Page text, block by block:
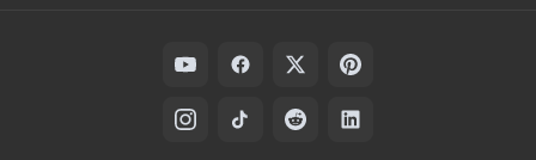
Folge uns auf Social Media